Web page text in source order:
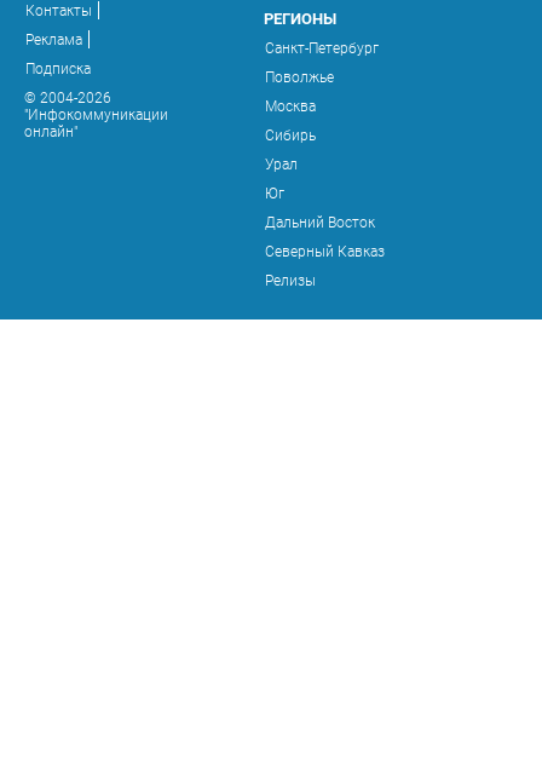
Контакты
Реклама
Подписка
© 2004-2026
"Инфокоммуникации
онлайн"
РЕГИОНЫ
Санкт-Петербург
Поволжье
Москва
Сибирь
Урал
Юг
Дальний Восток
Северный Кавказ
Релизы